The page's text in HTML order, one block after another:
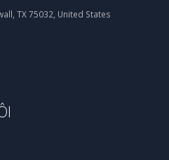
TX 75032, United States